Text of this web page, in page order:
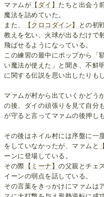
マァムが 【ダイ】 たちと出会う
魔法を詰めていた。
また、
【クロコダイン】
との初
教えを乞い、火球が出るだけで
飛ばせるようになっている。
この練習の最中にポップから「
い魔法が使えた」と聞き、不鮮
に関する伝説を思い出したりも
マァムが村から出ていくかどう
の後、ダイの頑張りを見て自分
が守ると言ってマァムの後押し
その後はネイル村には序盤に一
をしていなかったが、マァムと
ーンに登場している。
その際 【ミーナ】の父親とチェ
イーンの弱点を話している。
その言葉をきっかけにマァムは